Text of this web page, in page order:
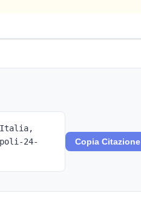
Italia,
24-
Copia Citazione